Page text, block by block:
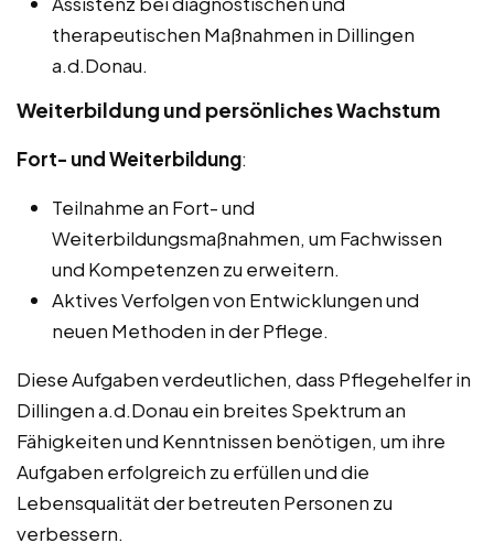
therapeutischen Maßnahmen in Dillingen
a.d.Donau.
Weiterbildung und persönliches Wachstum
Fort- und Weiterbildung:
Teilnahme an Fort- und
Weiterbildungsmaßnahmen, um Fachwissen
und Kompetenzen zu erweitern.
Aktives Verfolgen von Entwicklungen und
neuen Methoden in der Pflege.
Diese Aufgaben verdeutlichen, dass Pflegehelfer in
Dillingen a.d.Donau ein breites Spektrum an
Fähigkeiten und Kenntnissen benötigen, um ihre
Aufgaben erfolgreich zu erfüllen und die
Lebensqualität der betreuten Personen zu
verbessern.